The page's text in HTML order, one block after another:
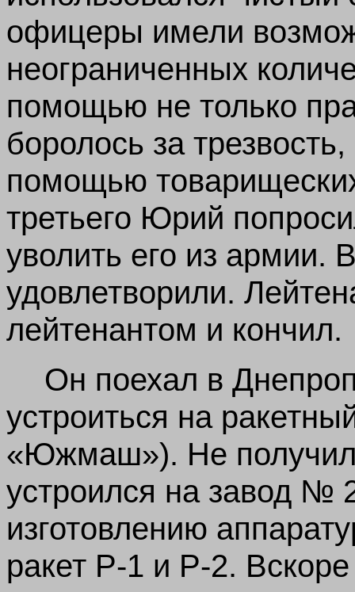
офицеры имели
неограниченных
помощью не только
боролось за
помощью
третьего Юрий
уволить его из армии.
удовлетворили.
лейтенантом и кончил.
Он поехал в
устроиться на
«Южмаш»). Не
устроился на завод №
изготовлению
ракет Р-1 и Р-2.